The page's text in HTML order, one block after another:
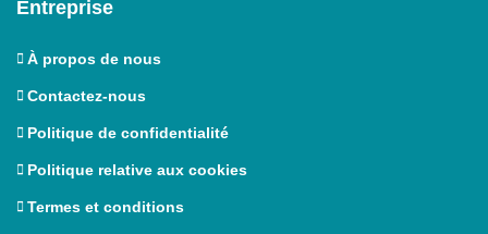
Entreprise
À propos de nous
Contactez-nous
Politique de confidentialité
Politique relative aux cookies
Termes et conditions